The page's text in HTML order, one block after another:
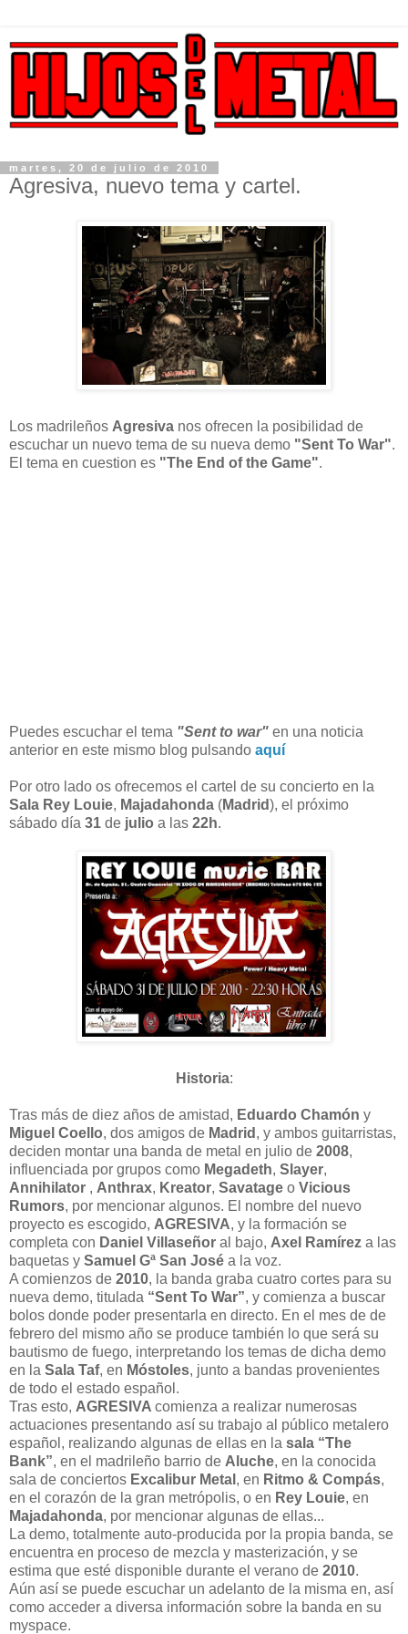
martes, 20 de julio de 2010
Agresiva, nuevo tema y cartel.
Los madrileños Agresiva nos ofrecen la posibilidad de
escuchar un nuevo tema de su nueva demo "Sent To War".
El tema en cuestion es "The End of the Game".
Puedes escuchar el tema "Sent to war" en una noticia
anterior en este mismo blog pulsando aquí
Por otro lado os ofrecemos el cartel de su concierto en la
Sala Rey Louie, Majadahonda (Madrid), el próximo
sábado día 31 de julio a las 22h.
Historia:
Tras más de diez años de amistad, Eduardo Chamón y
Miguel Coello, dos amigos de Madrid , y ambos guitarristas,
deciden montar una banda de metal en julio de 2008,
influenciada por grupos como Megadeth, Slayer,
Annihilator , Anthrax, Kreator, Savatage o Vicious
Rumors, por mencionar algunos. El nombre del nuevo
proyecto es escogido, AGRESIVA, y la formación se
completa con Daniel Villaseñor al bajo, Axel Ramírez a las
baquetas y Samuel Gª San José a la voz.
A comienzos de 2010, la banda graba cuatro cortes para su
nueva demo, titulada “Sent To War”, y comienza a buscar
bolos donde poder presentarla en directo. En el mes de de
febrero del mismo año se produce también lo que será su
bautismo de fuego, interpretando los temas de dicha demo
en la Sala Taf, en Móstoles, junto a bandas provenientes
de todo el estado español.
Tras esto, AGRESIVA comienza a realizar numerosas
actuaciones presentando así su trabajo al público metalero
español, realizando algunas de ellas en la sala “The
Bank”, en el madrileño barrio de Aluche, en la conocida
sala de conciertos Excalibur Metal , en Ritmo & Compás,
en el corazón de la gran metrópolis, o en Rey Louie, en
Majadahonda, por mencionar algunas de ellas...
La demo, totalmente auto-producida por la propia banda, se
encuentra en proceso de mezcla y masterización, y se
estima que esté disponible durante el verano de 2010.
Aún así se puede escuchar un adelanto de la misma en, así
como acceder a diversa información sobre la banda en su
myspace.